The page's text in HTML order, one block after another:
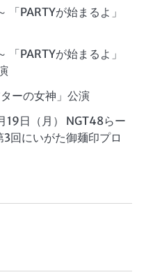
PARTYが始まるよ」
PARTYが始まるよ」
ーの女神」公演
19日（月） NGT48らー
回にいがた御麺印プロ